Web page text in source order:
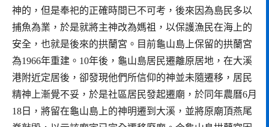
神的，但是奉祀的正確時間已不可考，後來因為島民多以
捕魚為業，於是就將主神改為媽祖，以保護漁民在海上的
安全，也就是後來的拱蘭宮。目前龜山島上保留的拱蘭宮
為1966年重建。10年後，龜山島居民遷離原居地，在大溪
港附近定居後，卻發現他們所信仰的神並未隨遷移，居民
精神上漸覺不妥，於是社區居民發起遷廟，於同年農曆6月
18日，將留在龜山島上的神明遷到大溪，並將原廟頂燕尾